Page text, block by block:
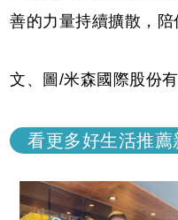
善的力量持續擴散，陪
文、圖/米森國際股份
看更多好生活推薦